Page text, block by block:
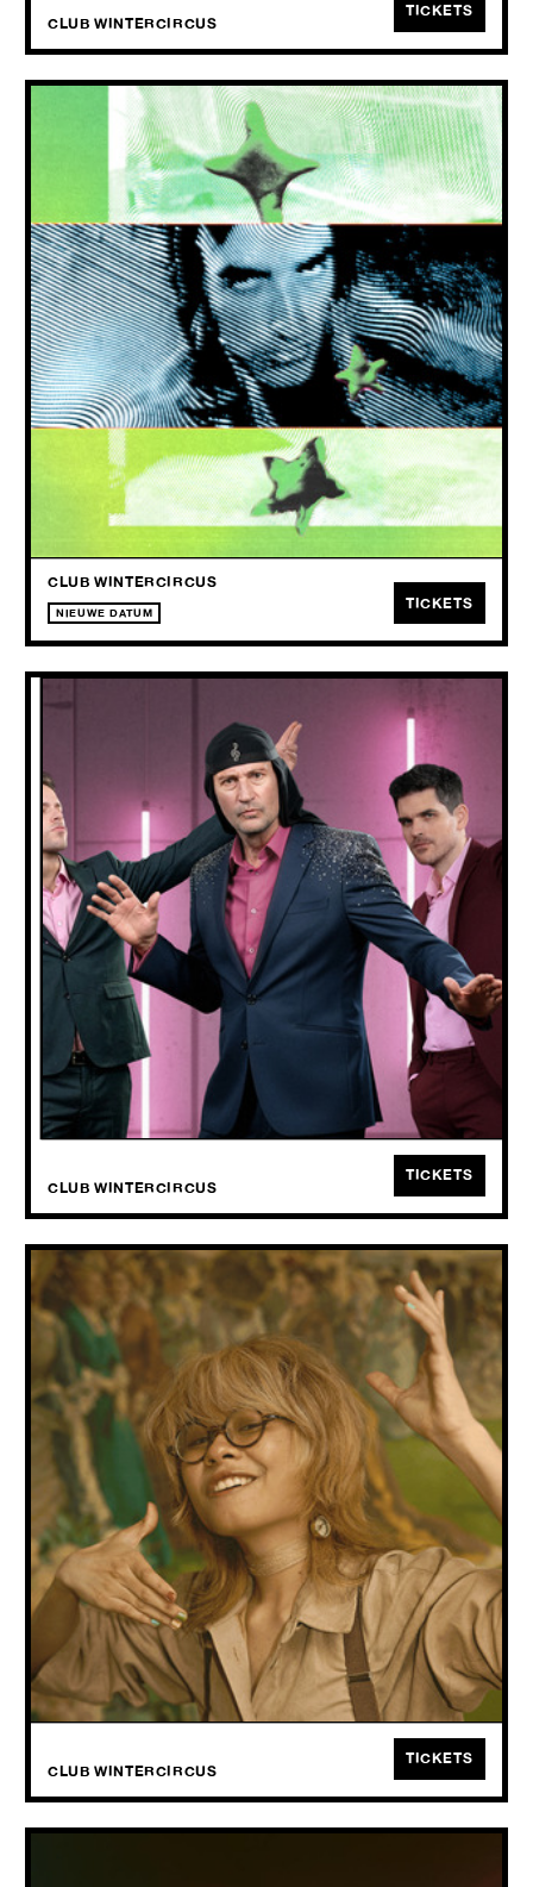
CLUB WINTERCIRCUS
TICKETS
FRI
02.10
2026
CLUB LAAT: DJ G2G
+ LOV b2b rostgoed + Rotbrijn b2b waltur
Club Laat nodigt ‘SoundCloud final boss’ dj g2g uit: vaandeldrager
van een nieuw queer clubgeluid, met energieke sets die cumbia,
nightcore en dubby club mixen.
CLUB WINTERCIRCUS
NIEUWE DATUM
TICKETS
SUN
04.10
2026
LAIBACH
Laibach blijft spelen met regels, met verwachtingen — en met jou.
CLUB WINTERCIRCUS
TICKETS
WED
07.10
2026
YAELOKRE
+ Ben Caplan
YAELOKRE is niet zomaar een muzikale act; het is een complete,
meeslepende fantasiewereld die met hits als 'Harpy Hare' in
recordtijd honderden miljoenen streams veroverde.
CLUB WINTERCIRCUS
TICKETS